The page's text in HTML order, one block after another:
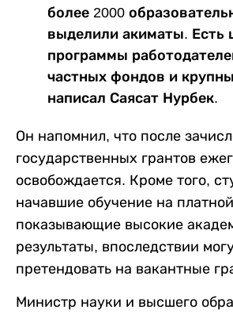
более 2000
выделили акиматы. Есть
программы
частных фондов и
написал Саясат Нурбек.
Он напомнил, что после
государственных грантов
освобождается. Кроме того,
начавшие обучение на
показывающие высокие
результаты, впоследствии
претендовать на вакантные
Министр науки и высшего